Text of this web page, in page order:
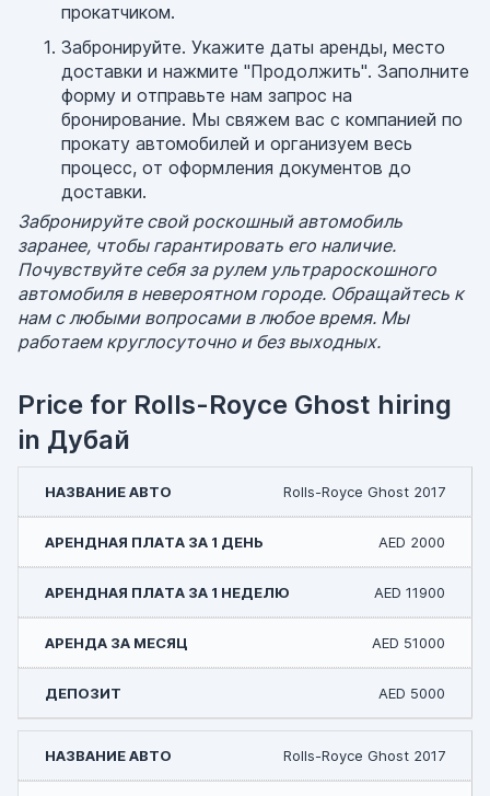
прокатчиком.
Забронируйте. Укажите даты аренды, место
доставки и нажмите "Продолжить". Заполните
форму и отправьте нам запрос на
бронирование. Мы свяжем вас с компанией по
прокату автомобилей и организуем весь
процесс, от оформления документов до
доставки.
Забронируйте свой роскошный автомобиль
заранее, чтобы гарантировать его наличие.
Почувствуйте себя за рулем ультрароскошного
автомобиля в невероятном городе. Обращайтесь к
нам с любыми вопросами в любое время. Мы
работаем круглосуточно и без выходных.
Price for Rolls-Royce Ghost hiring
in Дубай
Rolls-Royce Ghost 2017
AED 2000
AED 11900
AED 51000
AED 5000
Rolls-Royce Ghost 2017